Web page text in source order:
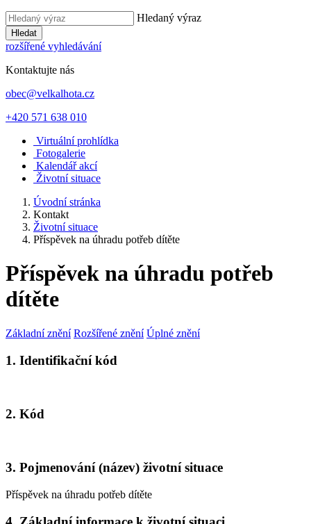
Hledaný výraz
Hledat
rozšířené vyhledávání
Kontaktujte nás
obec@velkalhota.cz
+420 571 638 010
Virtuální prohlídka
Fotogalerie
Kalendář akcí
Životní situace
Úvodní stránka
Kontakt
Životní situace
Příspěvek na úhradu potřeb dítěte
Příspěvek na úhradu potřeb
dítěte
Základní znění Rozšířené znění Úplné znění
1. Identifikační kód
2. Kód
3. Pojmenování (název) životní situace
Příspěvek na úhradu potřeb dítěte